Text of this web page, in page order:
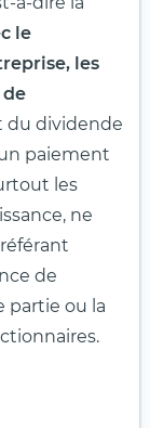
le
les
du dividende
paiement
les
ne
de
partie ou la